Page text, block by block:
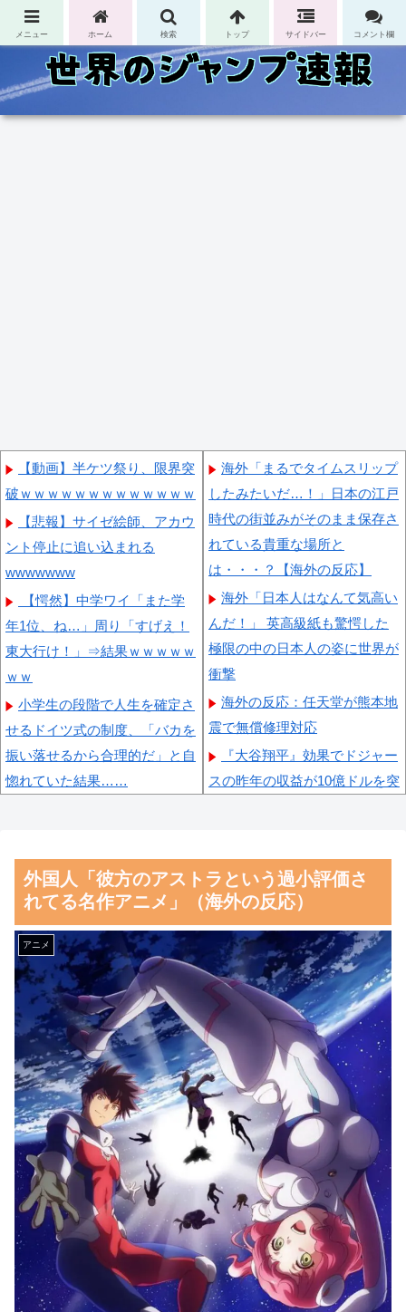
コンテンツへスキップ
【動画】半ケツ祭り、限界突
破ｗｗｗｗｗｗｗｗｗｗｗｗｗ
【悲報】サイゼ絵師、アカウ
ント停止に追い込まれる
wwwwwww
【愕然】中学ワイ「また学
年1位、ね…」周り「すげえ！
東大行け！」⇒結果ｗｗｗｗｗ
ｗｗ
小学生の段階で人生を確定さ
せるドイツ式の制度、「バカを
振い落せるから合理的だ」と自
惚れていた結果……
私見 「いくら税金を我々が払
ってるんだと」
【朗報】齋藤飛鳥、前屈みで
完全に見えてる動画が拡散され
てしまう…
磁気嵐、地球由来のイオンが
主導…JAXAの衛星「あらせ」
が観測！
舌を絡ませて、唾液交換して
── ちゅっちゅしながらの濃厚
エッ画像♪
海外「日本よ、お前がナンバ
ーワンだ」 熊本地震直後の日
本の対応のスピードに世界が衝
【画像】顔100点、体30点の
女ｗｗｗ
海外「まるでタイムスリップ
したみたいだ…！」日本の江戸
時代の街並みがそのまま保存さ
れている貴重な場所と
は・・・？【海外の反応】
海外「日本人はなんて気高い
んだ！」 英高級紙も驚愕した
極限の中の日本人の姿に世界が
衝撃
海外の反応：任天堂が熊本地
震で無償修理対応
『大谷翔平』効果でドジャー
スの昨年の収益が10億ドルを突
海外「彼らこそ真のヒーロー
だ！」手術中に大地震が起きた
熊本総合病院の映像を見た海外
の反応
韓国人「この夏、韓国人が東
京へ行くしかない理由がこち
ら…」→「快適そうでめちゃく
ちゃ羨ましい…（ﾌﾞﾙﾌﾞﾙ」＝
韓国の反応
韓国人「韓国に10年間の出場
権剥奪や過去ワールドカップ、
オリンピック予選の記録削除を
要求するFIFA公式制裁を海外メ
ディアが報道！」
韓国人「韓国人の日本への好
感度が最高記録を達成した理
由」
韓国人「韓国サッカー協会の
外国人「彼方のアストラという過小評価さ
れてる名作アニメ」（海外の反応）
アニメ
メニュー ホーム 検索 トップ サイドバー コメント欄